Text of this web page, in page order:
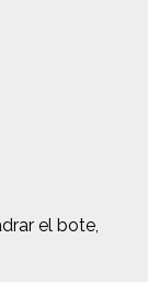
el bote,